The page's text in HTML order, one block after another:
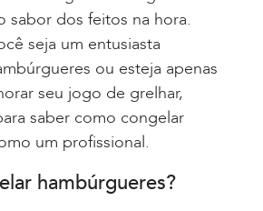
sabor dos feitos na hora.
seja um entusiasta
ou esteja apenas
seu jogo de grelhar,
saber como congelar
um profissional.
hambúrgueres?